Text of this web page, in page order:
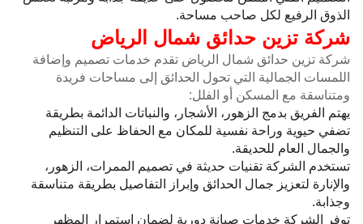
الذوق الرفيع لكل صاحب مساحة.
شركة تزين حدائق شمال الرياض
شركة تزين حدائق شمال الرياض تقدم خدمات تصميم وإضافة
اللمسات الجمالية التي تحول الحدائق إلى مساحات فريدة
ومتناسقة مع المسكن أو الفلل:
يهتم الفريق بدمج الزهور، الأشجار، والنباتات الدائمة بطريقة
تضفي حيوية وراحة نفسية للمكان مع الحفاظ على التنظيم
والجمال العام للحديقة.
تستخدم الشركة تقنيات حديثة في تصميم الممرات، الزهور،
والإنارة لتعزيز جمال الحدائق وإبراز التفاصيل بطريقة متناسقة
وجذابة.
توفر الشركة خدمات صيانة دورية لضمان استمرار المظهر